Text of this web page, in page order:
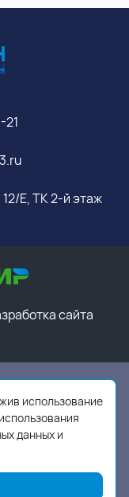
21
Е, ТК 2-й этаж
сайта
каких условиях
фото и цены
в соответствии
РФ
использование
данных и